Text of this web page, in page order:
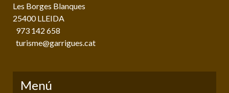
Les Borges Blanques
25400 LLEIDA
973 142 658
turisme@garrigues.cat
Menú